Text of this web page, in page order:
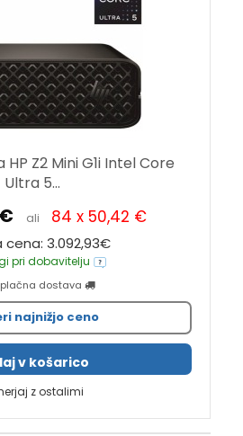
Z2 Mini G1i Intel Core
Ultra 5...
ali 84 x 50,42 €
cena: 3.092,93€
pri dobavitelju
dostava
najnižjo ceno
v košarico
z ostalimi